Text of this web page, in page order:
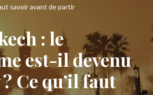
savoir avant de partir
: le
est-il devenu
Ce qu’il faut